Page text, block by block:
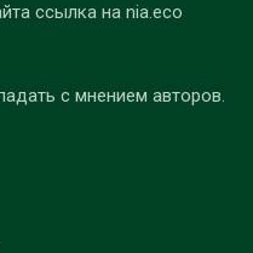
ссылка на nia.eco
с мнением авторов.